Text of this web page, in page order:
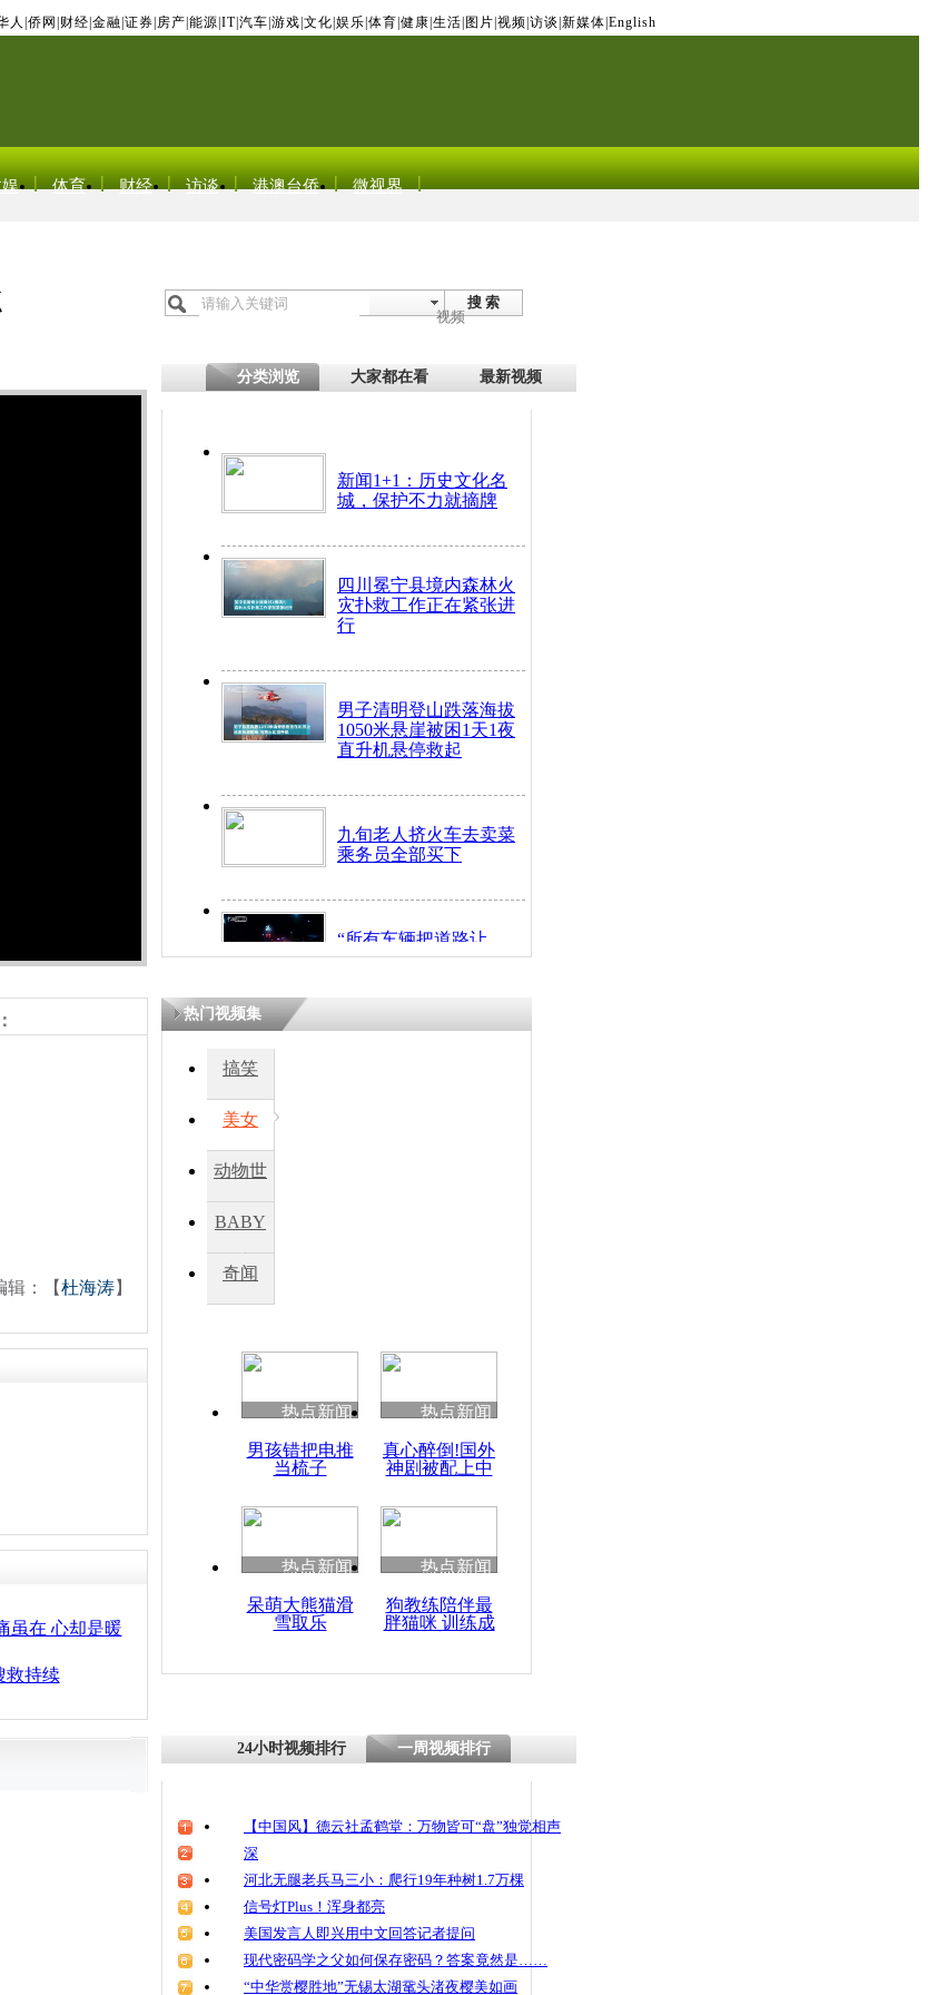
人 侨网 财经 金融 证券 房产 能源 IT| 汽车 游戏 文化 娱乐 体育 健康 生活 图片 视频 访谈 新媒体 English
体育 财经 访谈 港澳台侨 微视界
搜 索
视频
分类浏览 大家都在看 最新视频
新闻1+1：历史文化名
城，保护不力就摘牌
四川冕宁县境内森林火
灾扑救工作正在紧张进
行
男子清明登山跌落海拔
1050米悬崖被困1天1夜
直升机悬停救起
九旬老人挤火车去卖菜
乘务员全部买下
“所有车辆把道路让
开！”儿童突发疾病交
四川兴文苗乡上万人欢
度苗族花山节
清明祭英烈 哀思悼忠
海军调派水下设备探测
辑：【杜海涛】
虽在 心却是暖
救持续
热门视频集
搞笑
美女
动物世
BABY
秀
奇闻
热点新闻
男孩错把电推
当梳子
热点新闻
真心醉倒!国外
神剧被配上中
热点新闻
呆萌大熊猫滑
雪取乐
热点新闻
狗教练陪伴最
胖猫咪 训练成
24小时视频排行 一周视频排行
【中国风】德云社孟鹤堂：万物皆可“盘”独觉相声
深
河北无腿老兵马三小：爬行19年种树1.7万棵
信号灯Plus！浑身都亮
美国发言人即兴用中文回答记者提问
现代密码学之父如何保存密码？答案竟然是……
“中华赏樱胜地”无锡太湖鼋头渚夜樱美如画